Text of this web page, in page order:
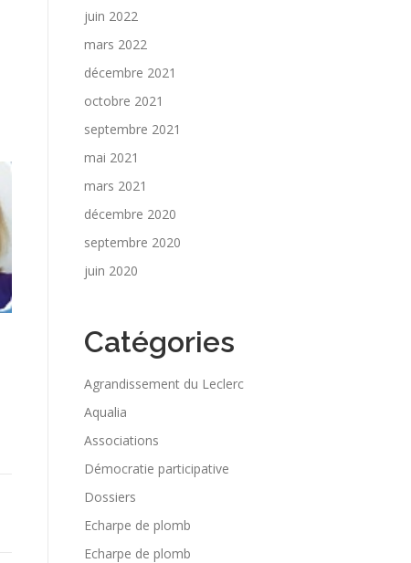
juin 2022
mars 2022
décembre 2021
octobre 2021
septembre 2021
mai 2021
mars 2021
décembre 2020
septembre 2020
juin 2020
Catégories
Agrandissement du Leclerc
Aqualia
Associations
Démocratie participative
Dossiers
Echarpe de plomb
Echarpe de plomb